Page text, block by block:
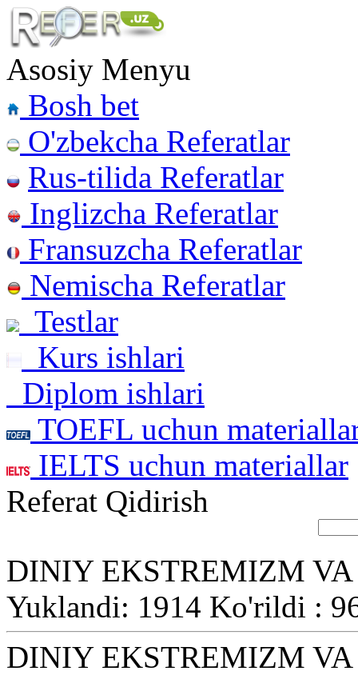
Asosiy Menyu
Bosh bet
O'zbekcha Referatlar
Rus-tilida Referatlar
Inglizcha Referatlar
Fransuzcha Referatlar
Nemischa Referatlar
Testlar
Kurs ishlari
Diplom ishlari
TOEFL uchun
IELTS uchun materiallar
Referat Qidirish
DINIY EKSTREMIZM
Yuklandi: 1914 Ko'rildi :
DINIY EKSTREMIZM